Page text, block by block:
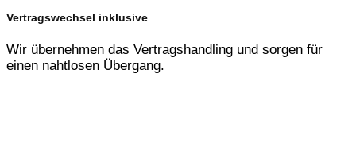
Vertragswechsel inklusive
Wir übernehmen das Vertragshandling und sorgen für
einen nahtlosen Übergang.